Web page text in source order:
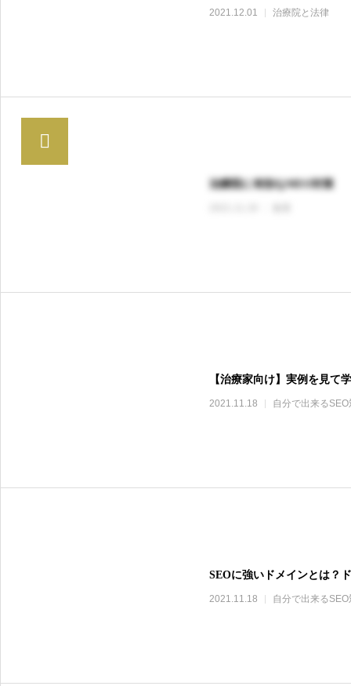
2021.12.01 治療院と法律
治療院に有効なMEO対策
【治療家向け】実例を見て
2021.11.18 自分で出来るSEO
SEOに強いドメインとは？
2021.11.18 自分で出来るSEO